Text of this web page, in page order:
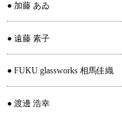
● 加藤 あゐ
● 遠藤 素子
● FUKU glassworks 相馬佳織
● 渡邊 浩幸